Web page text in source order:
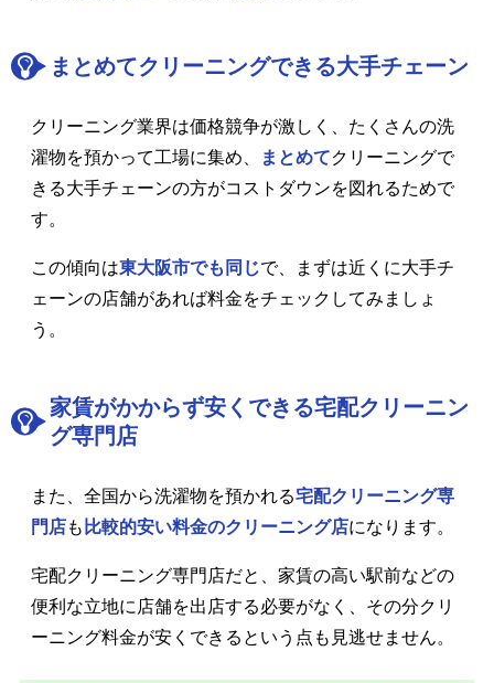
まとめてクリーニングできる大手チェーン
クリーニング業界は価格競争が激しく、たくさんの洗
濯物を預かって工場に集め、
まとめてクリーニングで
きる大手チェーンの方がコストダウンを図れるためで
す。
この傾向は東大阪市でも同じで、まずは近くに大手チ
ェーンの店舗があれば料金をチェックしてみましょ
う。
家賃がかからず安くできる宅配クリーニン
グ専門店
また、全国から洗濯物を預かれる宅配クリーニング専
門店も 比較的安い料金のクリーニング店になります。
宅配クリーニング専門店だと、家賃の高い駅前などの
便利な立地に店舗を出店する必要がなく、その分クリ
ーニング料金が安くできるという点も見逃せません。